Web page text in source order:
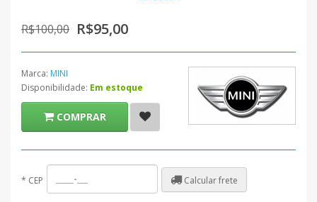
R$100,00 R$95,00
Marca: MINI
Disponibilidade: Em estoque
COMPRAR
* CEP Calcular frete